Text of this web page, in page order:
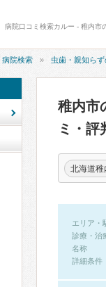
病院口コミ検索カルー - 稚内市
病院検索 虫歯・親知ら
稚内市
ミ・評
北海道稚
エリア・
診療・治
名称
詳細条件